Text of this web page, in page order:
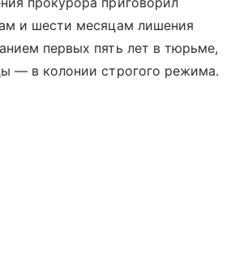
и шести месяцам лишения
первых пять лет в тюрьме,
— в колонии строгого режима.